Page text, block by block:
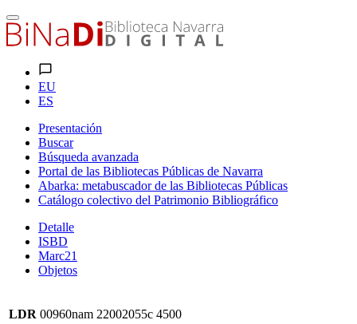
EU
ES
Presentación
Buscar
Búsqueda avanzada
Portal de las Bibliotecas Públicas de Navarra
Abarka: metabuscador de las Bibliotecas Públicas
Catálogo colectivo del Patrimonio Bibliográfico
Detalle
ISBD
Marc21
Objetos
LDR 00960nam 22002055c 4500